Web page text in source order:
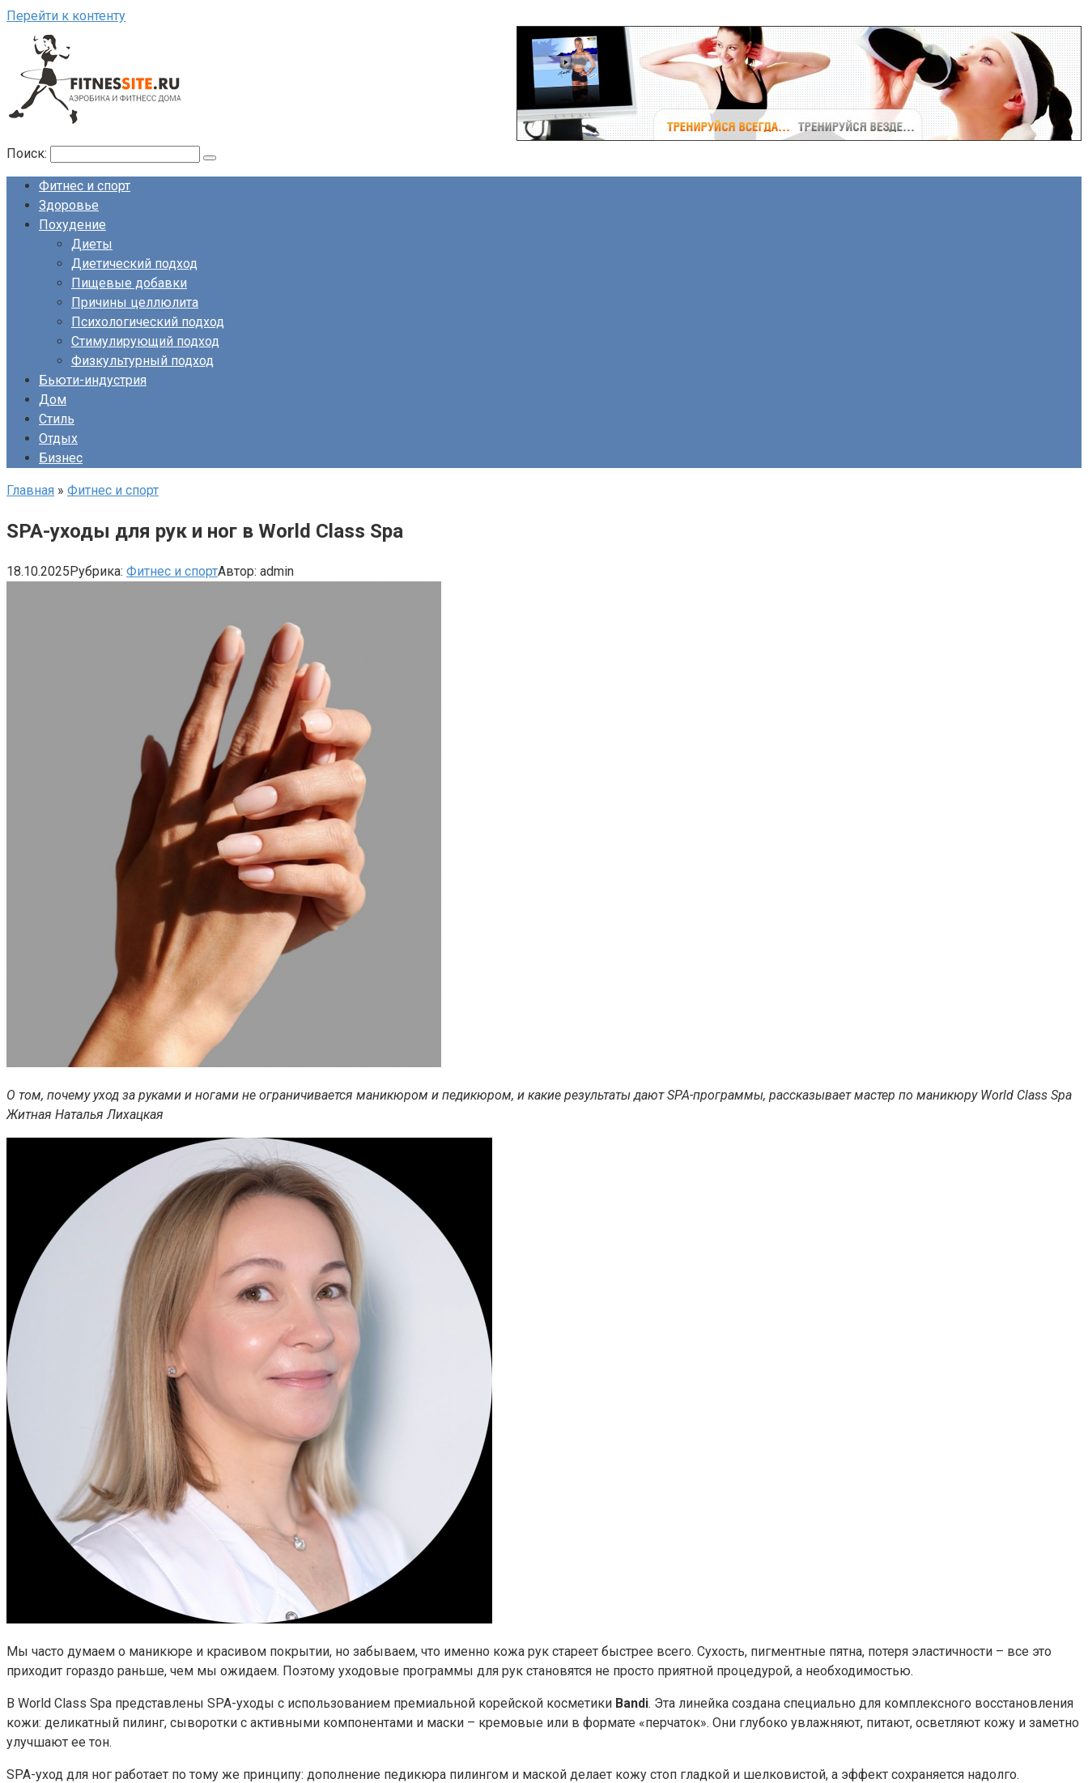
Перейти к контенту
Поиск:
Фитнес и спорт
Здоровье
Похудение
Диеты
Диетический подход
Пищевые добавки
Причины целлюлита
Психологический подход
Стимулирующий подход
Физкультурный подход
Бьюти-индустрия
Дом
Стиль
Отдых
Бизнес
Главная » Фитнес и спорт
SPA-уходы для рук и ног в World Class Spa
18.10.2025Рубрика: Фитнес и спортАвтор: admin
О том, почему уход за руками и ногами не ограничивается маникюром и педикюром, и какие результаты дают SPA-программы, рассказывает мастер по маникюру World Class Spa
Житная Наталья Лихацкая
Мы часто думаем о маникюре и красивом покрытии, но забываем, что именно кожа рук стареет быстрее всего. Сухость, пигментные пятна, потеря эластичности – все это
приходит гораздо раньше, чем мы ожидаем. Поэтому уходовые программы для рук становятся не просто приятной процедурой, а необходимостью.
В World Class Spa представлены SPA-уходы с использованием премиальной корейской косметики Bandi. Эта линейка создана специально для комплексного восстановления
кожи: деликатный пилинг, сыворотки с активными компонентами и маски – кремовые или в формате «перчаток». Они глубоко увлажняют, питают, осветляют кожу и заметно
улучшают ее тон.
SPA-уход для ног работает по тому же принципу: дополнение педикюра пилингом и маской делает кожу стоп гладкой и шелковистой, а эффект сохраняется надолго.